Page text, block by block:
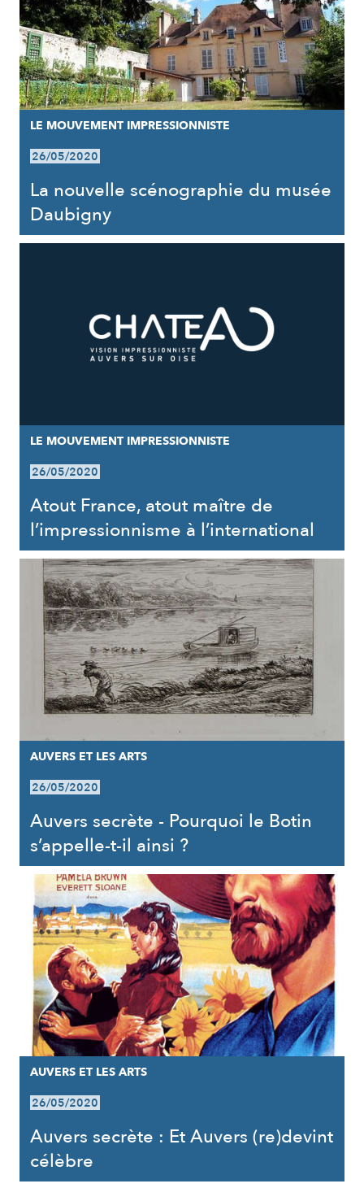
LE MOUVEMENT IMPRESSIONNISTE
26/05/2020
La nouvelle scénographie du musée
Daubigny
LE MOUVEMENT IMPRESSIONNISTE
26/05/2020
Atout France, atout maître de
l’impressionnisme à l’international
AUVERS ET LES ARTS
26/05/2020
Auvers secrète - Pourquoi le Botin
s’appelle-t-il ainsi ?
AUVERS ET LES ARTS
26/05/2020
Auvers secrète : Et Auvers (re)devint
célèbre